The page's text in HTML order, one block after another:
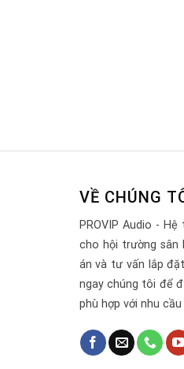
VỀ CHÚNG
PROVIP Audio -
cho hội trường sân
án và tư vấn lắp
ngay chúng tôi để
phù hợp với nhu